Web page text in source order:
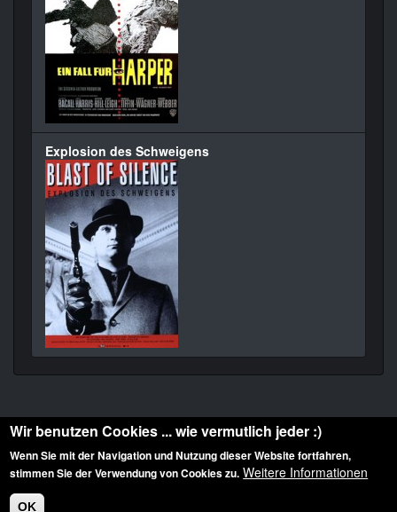
Explosion des Schweigens
Diese Website ist urheberrechtlich geschützt: © 2010-2026 der Film Noir de. Alle
Rechte vorbehalten.
Wir benutzen Cookies ... wie vermutlich jeder :)
Wenn Sie mit der Navigation und Nutzung dieser Website fortfahren,
stimmen Sie der Verwendung von Cookies zu. Weitere Informationen
OK